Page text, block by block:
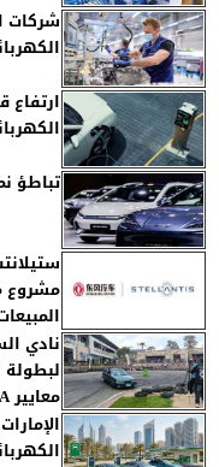
شركات
تباطؤ
مشروع
نادي
معايير ‏FIA